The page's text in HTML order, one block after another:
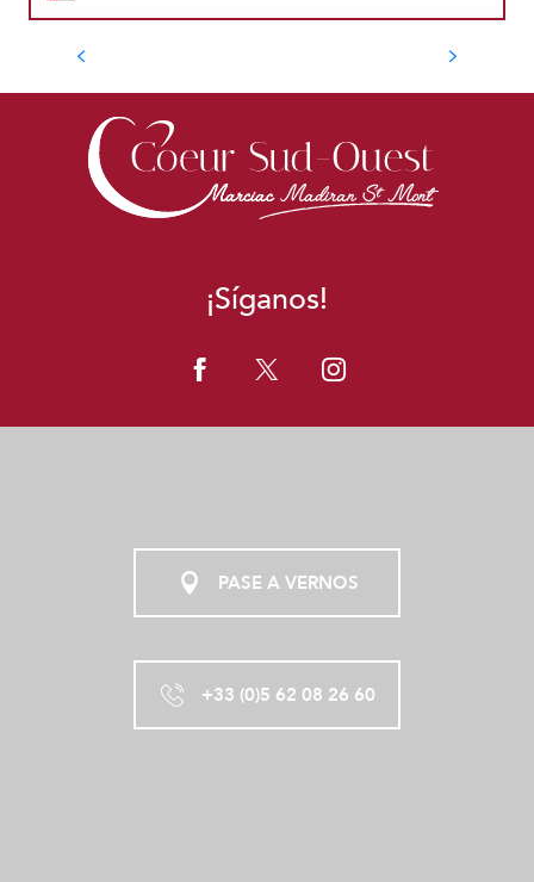
Alrededor
VARIEDADES
¡Síganos!
PASE A VERNOS
+33 (0)5 62 08 26 60